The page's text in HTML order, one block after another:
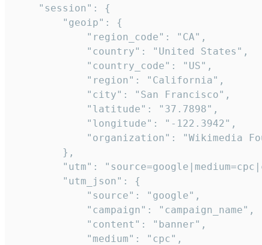
    "session": {
        "geoip": {
            "region_code": "CA",
            "country": "United States",
            "country_code": "US",
            "region": "California",
            "city": "San Francisco",
            "latitude": "37.7898",
            "longitude": "-122.3942",
"organization": "Wikimedia
        },
"utm":
        "utm_json": {
            "source": "google",
            "campaign": "campaign_name",
            "content": "banner",
            "medium": "cpc",